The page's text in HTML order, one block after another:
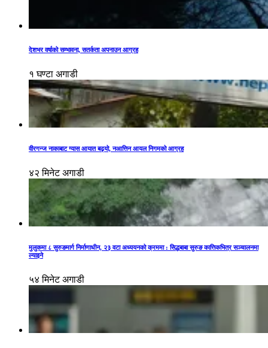
देशभर वर्षाको सम्भावना, सतर्कता अपनाउन आग्रह
१ घण्टा अगाडी
वीरगन्ज नाकाबाट ग्यास आयात बढ्यो, नआत्तिन आयल निगमको आग्रह
४२ मिनेट अगाडी
मुलुकमा ८ सुरुङमार्ग निर्माणाधीन, २३ वटा अध्ययनको क्रममा : सिद्धबाबा सुरुङ कात्तिकभित्र सञ्चालनमा
ल्याइने
५४ मिनेट अगाडी